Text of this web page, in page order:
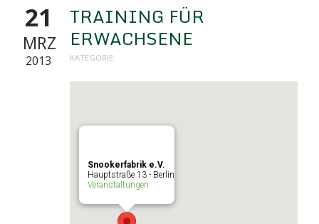
21
MRZ
2013
TRAINING FÜR
ERWACHSENE
KATEGORIE:
Snookerfabrik e.V.
Hauptstraße 13 - Berlin
Veranstaltungen